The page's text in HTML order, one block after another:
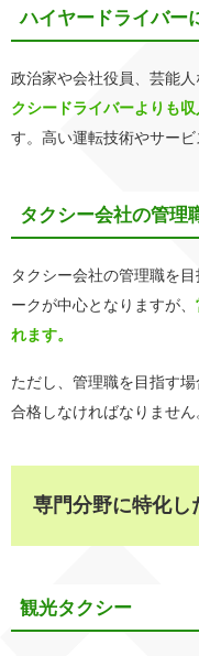
ハイヤードライバー
政治家や会社役員、芸能人
クシードライバーよりも
す。高い運転技術やサービ
タクシー会社の管理
タクシー会社の管理職を
ークが中心となりますが、
れます。
ただし、管理職を目指す
合格しなければなりません
専門分野に特化し
観光タクシー